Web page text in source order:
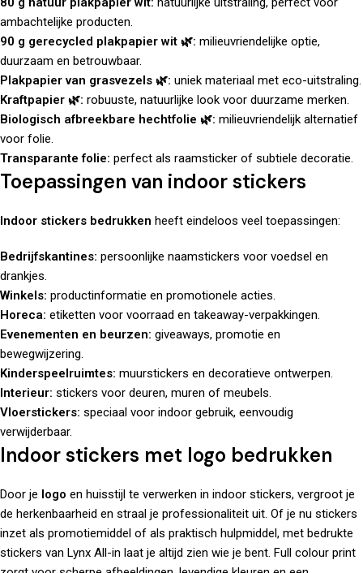
ambachtelijke producten.
90 g gerecycled plakpapier wit 🌿: milieuvriendelijke optie,
duurzaam en betrouwbaar.
Plakpapier van grasvezels 🌿: uniek materiaal met eco-uitstraling.
Kraftpapier 🌿: robuuste, natuurlijke look voor duurzame merken.
Biologisch afbreekbare hechtfolie 🌿: milieuvriendelijk alternatief
voor folie.
Transparante folie: perfect als raamsticker of subtiele decoratie.
Toepassingen van indoor stickers
Indoor stickers bedrukken heeft eindeloos veel toepassingen:
Bedrijfskantines: persoonlijke naamstickers voor voedsel en
drankjes.
Winkels: productinformatie en promotionele acties.
Horeca: etiketten voor voorraad en takeaway-verpakkingen.
Evenementen en beurzen: giveaways, promotie en
bewegwijzering.
Kinderspeelruimtes: muurstickers en decoratieve ontwerpen.
Interieur: stickers voor deuren, muren of meubels.
Vloerstickers: speciaal voor indoor gebruik, eenvoudig
verwijderbaar.
Indoor stickers met logo bedrukken
Door je logo en huisstijl te verwerken in indoor stickers, vergroot je
de herkenbaarheid en straal je professionaliteit uit. Of je nu stickers
inzet als promotiemiddel of als praktisch hulpmiddel, met bedrukte
stickers van Lynx All-in laat je altijd zien wie je bent. Full colour print